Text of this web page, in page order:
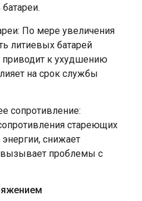
По мере увеличения
литиевых батарей
приводит к ухудшению
на срок службы
сопротивление:
стареющих
энергии, снижает
вызывает проблемы с